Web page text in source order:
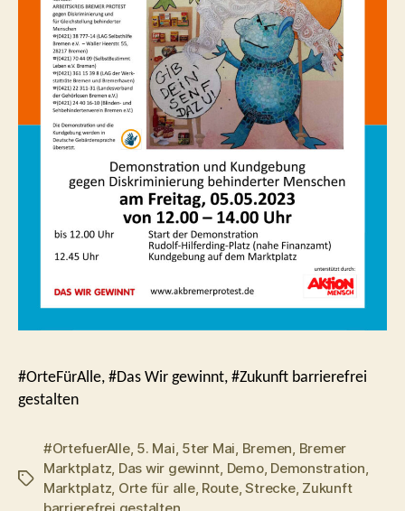
#OrteFürAlle, #Das Wir gewinnt, #Zukunft barrierefrei
gestalten
Schlagwörter
#OrtefuerAlle, 5. Mai, 5ter Mai, Bremen, Bremer
Marktplatz, Das wir gewinnt, Demo, Demonstration,
Marktplatz, Orte für alle, Route,Strecke, Zukunft